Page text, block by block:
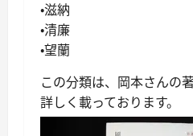
・滋納
・清廉
・望蘭
この分類は、岡本さんの
詳しく載っております。